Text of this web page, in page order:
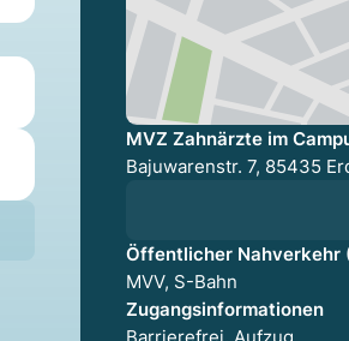
MVZ Zahnärzte im
Bajuwarenstr. 7, 85435
Öffentlicher Nahverkehr
MVV, S-Bahn
Zugangsinformationen
Barrierefrei, Aufzug